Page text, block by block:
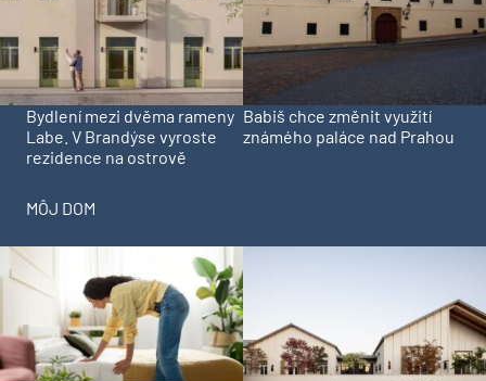
Bydlení mezi dvěma rameny
Labe. V Brandýse vyroste
rezidence na ostrově
Babiš chce změnit využití
známého paláce nad Prahou
MÔJ DOM